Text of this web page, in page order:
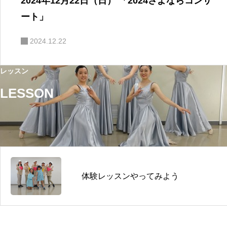
ート」
2024.12.22
レッスン
LESSON
体験レッスンやってみよう